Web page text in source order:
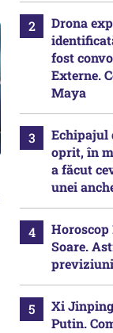
Drona
fost
Externe.
Maya
Echipajul
oprit, în
a făcut
unei
Horoscop
Soare.
Xi
Putin.